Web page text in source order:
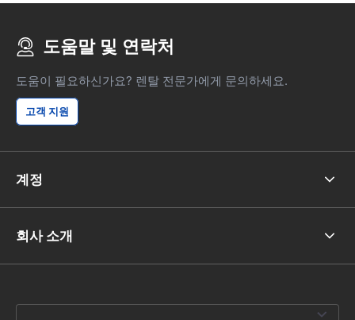
도움말 및 연락처
도움이 필요하신가요? 렌탈 전문가에게 문의하세요.
고객 지원
계정
회사 소개